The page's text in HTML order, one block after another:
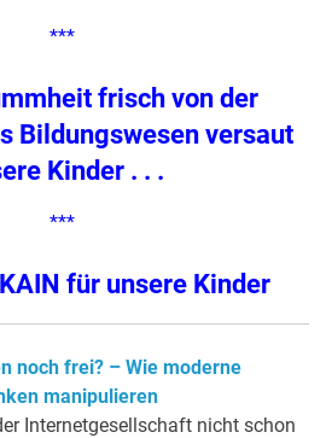
***
frisch von der
Bildungswesen versaut
Kinder . . .
***
für unsere Kinder
noch frei? – Wie moderne
manipulieren
Internetgesellschaft nicht schon